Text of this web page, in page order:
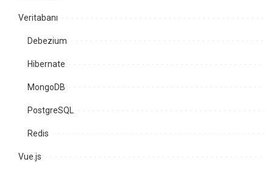
Veritabanı
Debezium
Hibernate
MongoDB
PostgreSQL
Redis
Vue.js